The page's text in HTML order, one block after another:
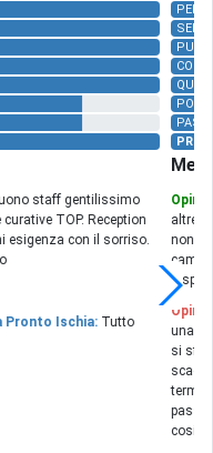
staff gentilissimo
TOP. Reception
esigenza con il sorriso.
Pronto Ischia: Tutto
non
una
si